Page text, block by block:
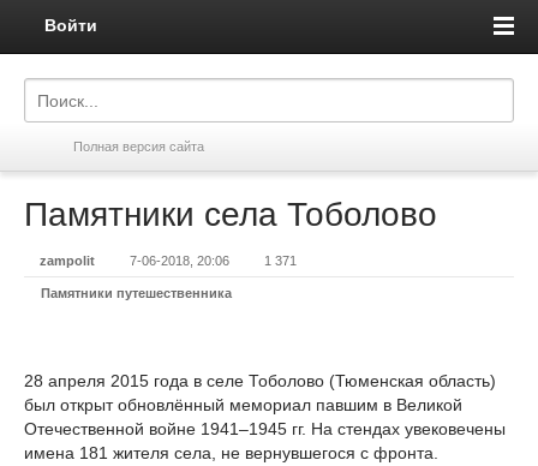
Войти
Полная версия сайта
Памятники села Тоболово
zampolit 7-06-2018, 20:06 1 371
Памятники путешественника
28 апреля 2015 года в селе Тоболово (Тюменская область)
был открыт обновлённый мемориал павшим в Великой
Отечественной войне 1941–1945 гг. На стендах увековечены
имена 181 жителя села, не вернувшегося с фронта.